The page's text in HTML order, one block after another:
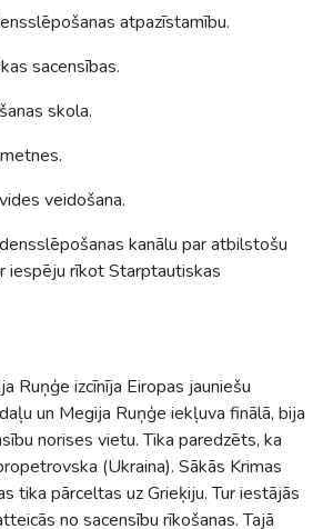
atpazīstamību.
sacensības.
skola.
veidošana.
kanālu par atbilstošu
iespēju rīkot Starptautiskas
Ruņģe izcīnīja Eiropas jauniešu
un Megija Ruņģe iekļuva finālā, bija
norises vietu. Tika paredzēts, ka
(Ukraina). Sākās Krimas
tika pārceltas uz Grieķiju. Tur iestājās
no sacensību rīkošanas. Tajā